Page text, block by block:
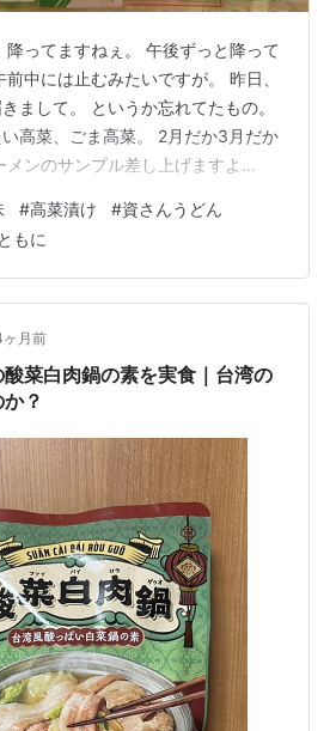
降ってますねぇ。 午後ずっと降って
中には止むみたいですが。 昨日、
まして。 というか忘れてたもの。
高菜、ごま高菜。 2月だか3月だか
ンのサンプル差し上げますよ
いいなぁ。くじ運ないけど。」 く
ず ラーメンはサンプルは申し込ん
うパケットのメール便で届いて、 メ
身フニャフニャやんなぁ。 と思っ
セットだった。 高菜。 最後に食べ
#高菜漬け #資さんうどん
もに
ヶ月前
酸菜白肉鍋の素を実食｜台湾の
？